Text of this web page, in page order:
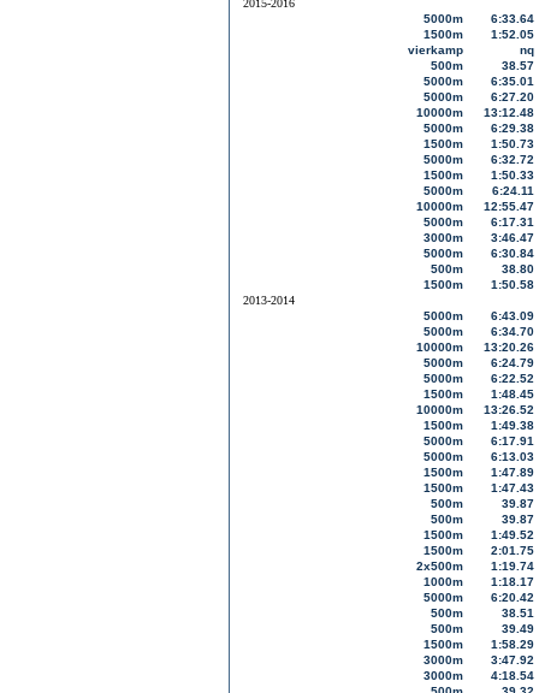
2015-2016
5000m
6:33.64
1500m
1:52.05
vierkamp
nq
500m
38.57
5000m
6:35.01
5000m
6:27.20
10000m
13:12.48
5000m
6:29.38
1500m
1:50.73
5000m
6:32.72
1500m
1:50.33
5000m
6:24.11
10000m
12:55.47
5000m
6:17.31
3000m
3:46.47
5000m
6:30.84
500m
38.80
1500m
1:50.58
2013-2014
5000m
6:43.09
5000m
6:34.70
10000m
13:20.26
5000m
6:24.79
5000m
6:22.52
1500m
1:48.45
10000m
13:26.52
1500m
1:49.38
5000m
6:17.91
5000m
6:13.03
1500m
1:47.89
1500m
1:47.43
500m
39.87
500m
39.87
1500m
1:49.52
1500m
2:01.75
2x500m
1:19.74
1000m
1:18.17
5000m
6:20.42
500m
38.51
500m
39.49
1500m
1:58.29
3000m
3:47.92
3000m
4:18.54